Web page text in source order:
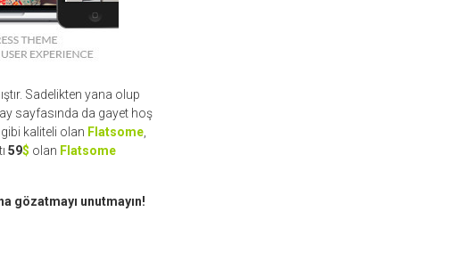
Sadelikten yana olup
sayfasında da gayet hoş
gibi kaliteli olan Flatsome,
59$ olan Flatsome
gözatmayı unutmayın!